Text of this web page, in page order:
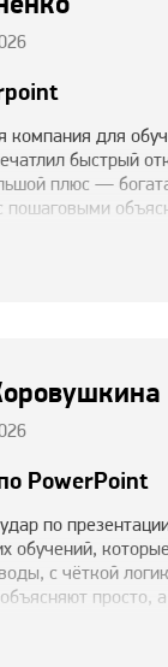
для
быстрый
плюс —
пошаговыми
усвоить
PowerPoint
по
обучений,
с чёткой
просто, а
слайдов.